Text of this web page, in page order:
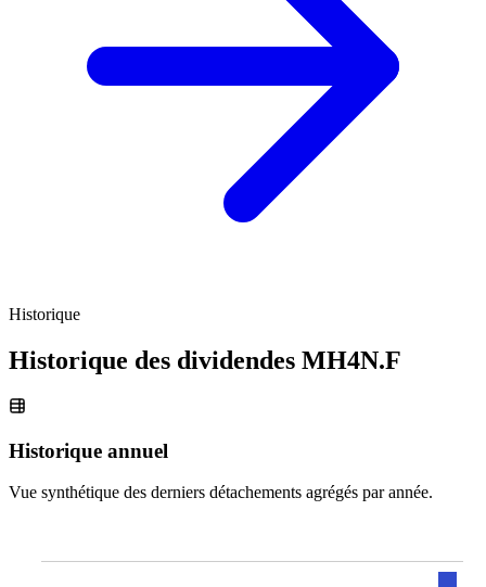
Historique
Historique des dividendes MH4N.F
Historique annuel
Vue synthétique des derniers détachements agrégés par année.